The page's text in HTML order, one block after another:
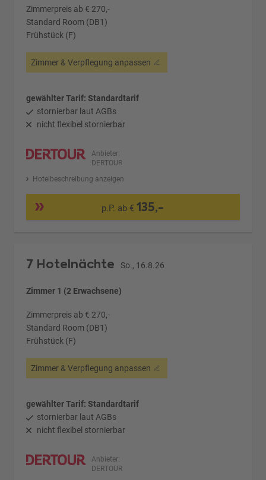
Zimmerpreis ab € 270,-
Standard Room (DB1)
Frühstück (F)
Zimmer & Verpflegung anpassen
gewählter Tarif: Standardtarif
stornierbar laut AGBs
nicht flexibel stornierbar
Anbieter:
DERTOUR
Hotelbeschreibung anzeigen
p.P. ab €135,-
7 Hotelnächte So., 16.8.26
Zimmer 1 (2 Erwachsene)
Zimmerpreis ab € 270,-
Standard Room (DB1)
Frühstück (F)
Zimmer & Verpflegung anpassen
gewählter Tarif: Standardtarif
stornierbar laut AGBs
nicht flexibel stornierbar
Anbieter:
DERTOUR